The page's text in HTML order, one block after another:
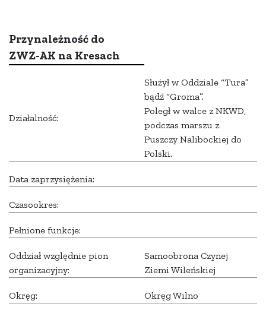
Przynależność do
ZWZ-AK na Kresach
Działalność:
Służył w Oddziale “Tura”
bądź “Groma”.
Poległ w walce z NKWD,
podczas marszu z
Puszczy Nalibockiej do
Polski.
Data zaprzysiężenia:
Czasookres:
Pełnione funkcje:
Oddział względnie pion
organizacyjny:
Samoobrona Czynej
Ziemi Wileńskiej
Okręg: Okręg Wilno